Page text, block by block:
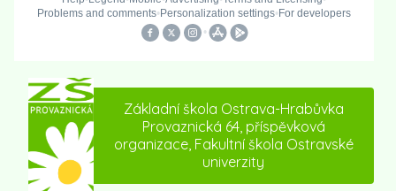
Základní škola Ostrava-Hrabůvka
Provaznická 64, příspěvková
organizace, Fakultní škola Ostravské
univerzity